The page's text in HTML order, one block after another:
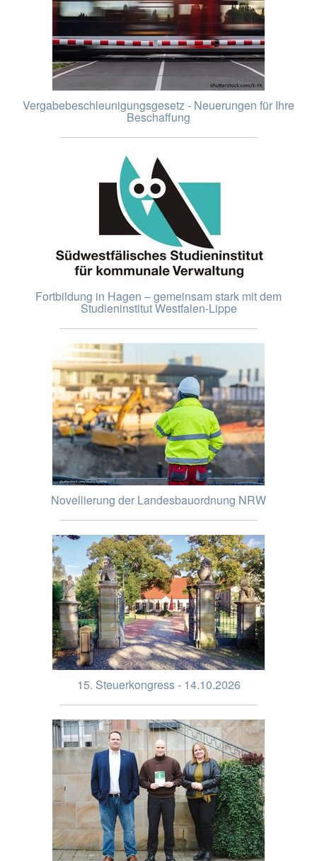
Vergabebeschleunigungsgesetz - Neuerungen für Ihre
Beschaffung
Fortbildung in Hagen – gemeinsam stark mit dem
Studieninstitut Westfalen-Lippe
Novellierung der Landesbauordnung NRW
15. Steuerkongress - 14.10.2026